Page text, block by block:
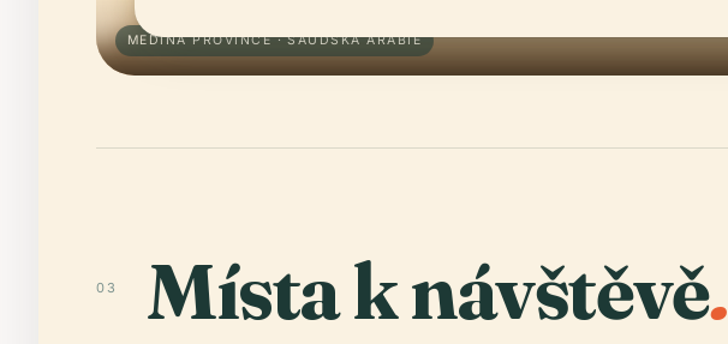
MEDINA PROVINCE · SAÚDSKÁ ARÁBIE
03 Místa k návštěvě.